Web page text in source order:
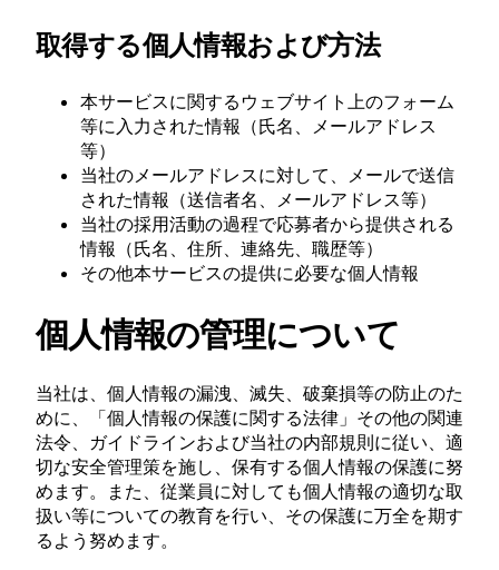
取得する個人情報および方法
本サービスに関するウェブサイト上のフォーム
等に入力された情報（氏名、メールアドレス
等）
当社のメールアドレスに対して、メールで送信
された情報（送信者名、メールアドレス等）
当社の採用活動の過程で応募者から提供される
情報（氏名、住所、連絡先、職歴等）
その他本サービスの提供に必要な個人情報
個人情報の管理について
当社は、個人情報の漏洩、滅失、破棄損等の防止のた
めに、「個人情報の保護に関する法律」その他の関連
法令、ガイドラインおよび当社の内部規則に従い、適
切な安全管理策を施し、保有する個人情報の保護に努
めます。また、従業員に対しても個人情報の適切な取
扱い等についての教育を行い、その保護に万全を期す
るよう努めます。